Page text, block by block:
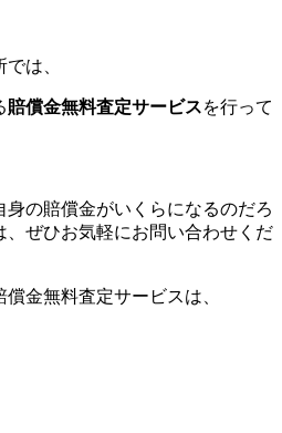
は、
賠償金無料査定サービスを行って
の賠償金がいくらになるのだろ
、ぜひお気軽にお問い合わせくだ
金無料査定サービスは、